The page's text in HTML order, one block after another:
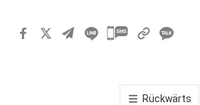
카
톡
공
Rückwärts